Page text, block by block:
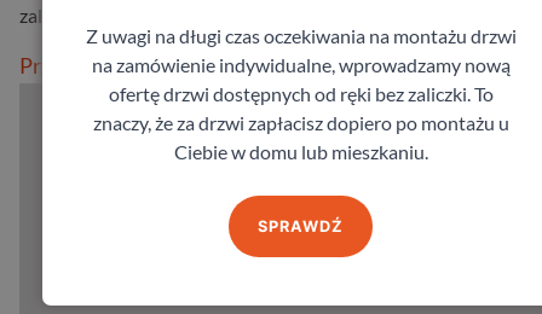
zalety, a wybór z…
Przeczytaj więcej
Z uwagi na długi czas oczekiwania na montażu drzwi
na zamówienie indywidualne, wprowadzamy nową
ofertę drzwi dostępnych od ręki bez zaliczki. To
znaczy, że za drzwi zapłacisz dopiero po montażu u
Ciebie w domu lub mieszkaniu.
SPRAWDŹ